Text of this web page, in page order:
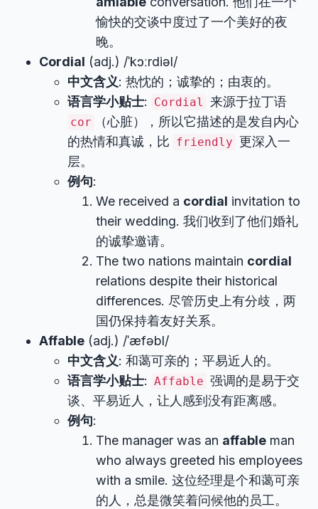
愉快的交谈中度过了一个美好的夜
晚。
Cordial (adj.) /ˈkɔːrdiəl/
中文含义: 热忱的；诚挚的；由衷的。
语言学小贴士: Cordial 来源于拉丁语
cor
（心脏），所以它描述的是发自内心
的热情和真诚，比 friendly 更深入一
层。
例句:
We received a cordial invitation to
their wedding. 我们收到了他们婚礼
的诚挚邀请。
The two nations maintain cordial
relations despite their historical
differences. 尽管历史上有分歧，两
国仍保持着友好关系。
Affable (adj.) /ˈæfəbl/
中文含义: 和蔼可亲的；平易近人的。
语言学小贴士: Affable 强调的是易于交
谈、平易近人，让人感到没有距离感。
例句:
The manager was an affable man
who always greeted his employees
with a smile. 这位经理是个和蔼可亲
的人，总是微笑着问候他的员工。